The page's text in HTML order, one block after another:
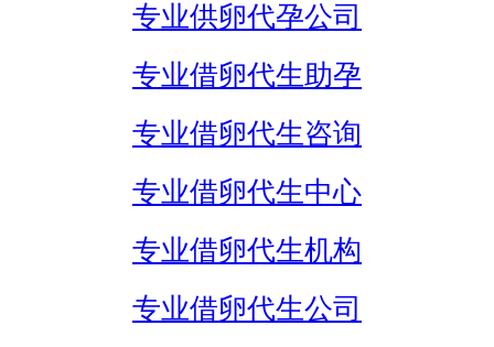
专业供卵代孕公司
专业借卵代生助孕
专业借卵代生咨询
专业借卵代生中心
专业借卵代生机构
专业借卵代生公司